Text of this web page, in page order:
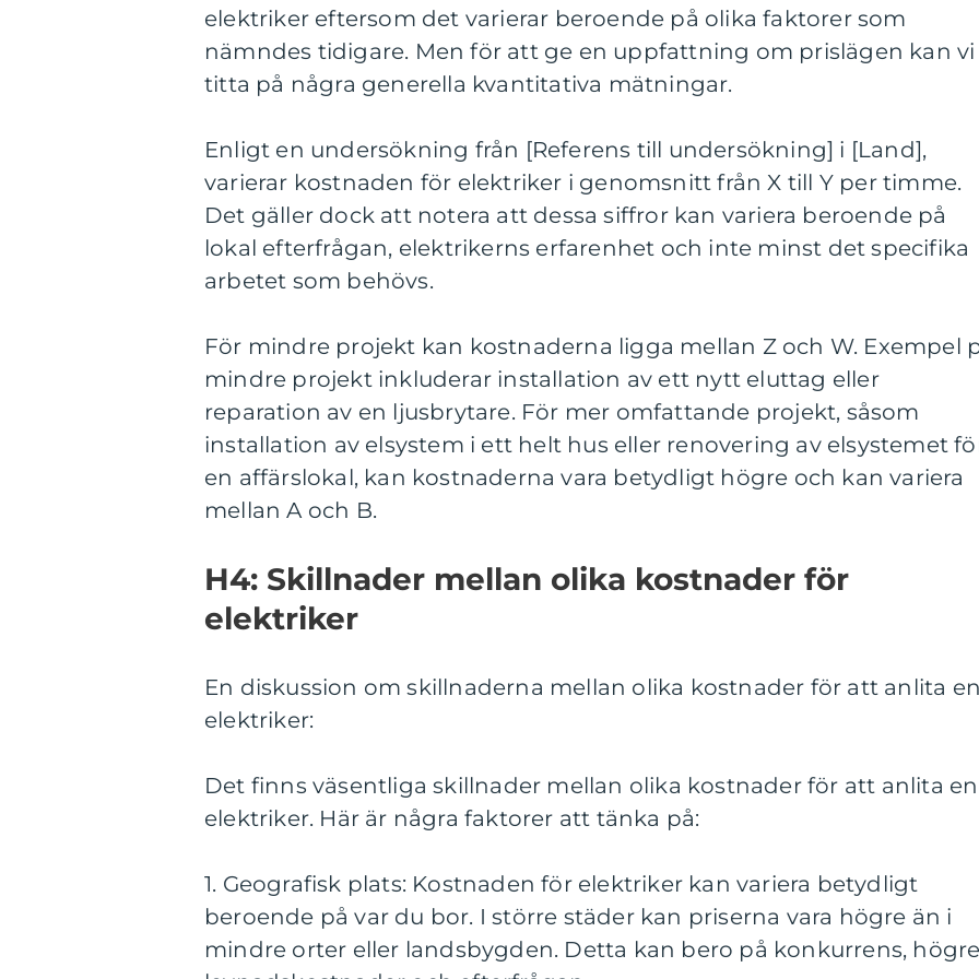
elektriker eftersom det varierar beroende på olika faktorer som
nämndes tidigare. Men för att ge en uppfattning om prislägen kan vi
titta på några generella kvantitativa mätningar.
Enligt en undersökning från [Referens till undersökning] i [Land],
varierar kostnaden för elektriker i genomsnitt från X till Y per timme.
Det gäller dock att notera att dessa siffror kan variera beroende på
lokal efterfrågan, elektrikerns erfarenhet och inte minst det specifika
arbetet som behövs.
För mindre projekt kan kostnaderna ligga mellan Z och W. Exempel
mindre projekt inkluderar installation av ett nytt eluttag eller
reparation av en ljusbrytare. För mer omfattande projekt, såsom
installation av elsystem i ett helt hus eller renovering av elsystemet
en affärslokal, kan kostnaderna vara betydligt högre och kan variera
mellan A och B.
H4: Skillnader mellan olika kostnader för
elektriker
En diskussion om skillnaderna mellan olika kostnader för att anlita
elektriker:
Det finns väsentliga skillnader mellan olika kostnader för att anlita en
elektriker. Här är några faktorer att tänka på:
1. Geografisk plats: Kostnaden för elektriker kan variera betydligt
beroende på var du bor. I större städer kan priserna vara högre än i
mindre orter eller landsbygden. Detta kan bero på konkurrens,